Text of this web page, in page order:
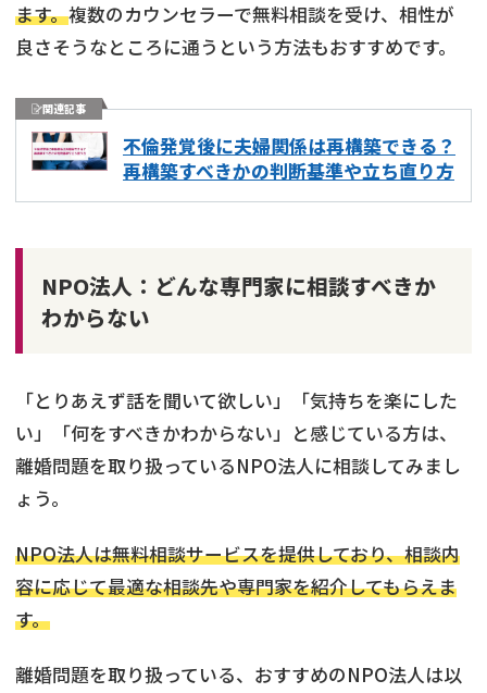
ます。複数のカウンセラーで無料相談を受け、相性が
良さそうなところに通うという方法もおすすめです。
関連記事
不倫発覚後に夫婦関係は再構築できる？
再構築すべきかの判断基準や立ち直り方
NPO法人：どんな専門家に相談すべきか
わからない
「とりあえず話を聞いて欲しい」「気持ちを楽にした
い」「何をすべきかわからない」と感じている方は、
離婚問題を取り扱っているNPO法人に相談してみまし
ょう。
NPO法人は無料相談サービスを提供しており、相談内
容に応じて最適な相談先や専門家を紹介してもらえま
す。
離婚問題を取り扱っている、おすすめのNPO法人は以